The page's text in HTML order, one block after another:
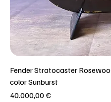
Fender Stratocaster
color Sunburst
Prezzo
40.000,00 €